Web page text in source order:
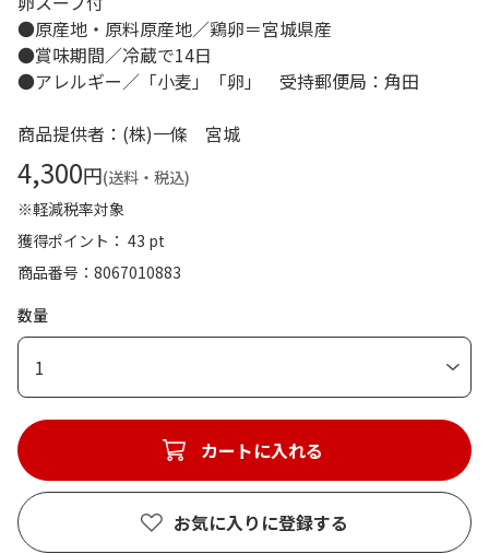
●原産地・原料原産地／鶏卵＝宮城県産
●賞味期間／冷蔵で14日
●アレルギー／「小麦」「卵」 受持郵便局：角田
商品提供者：(株)一條 宮城
4,300円(送料・税込)
※軽減税率対象
獲得ポイント： 43 pt
商品番号
8067010883
数量
1
カートに入れる
お気に入りに登録する